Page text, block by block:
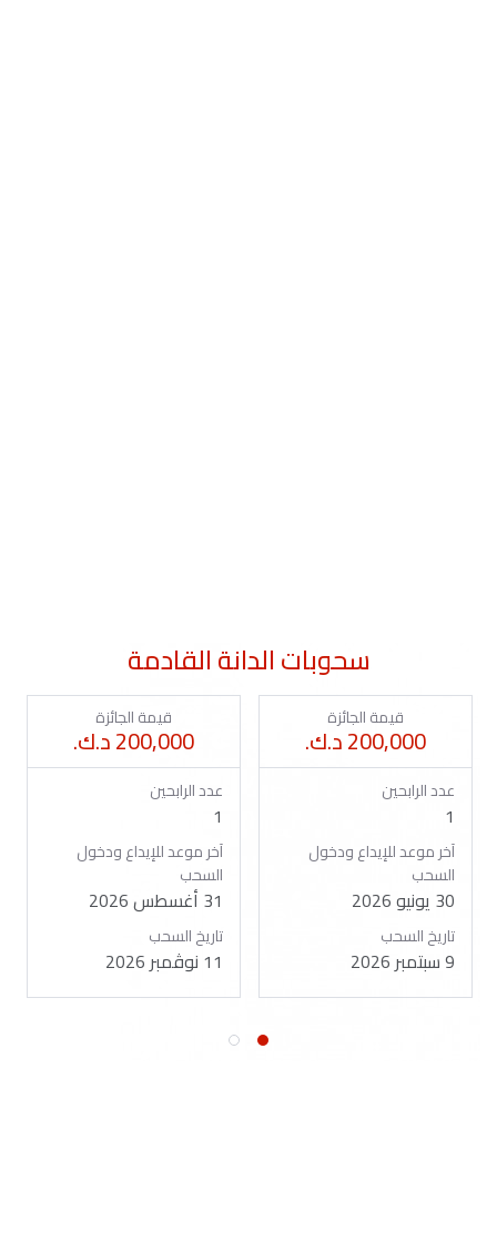
سحوبات الدانة القادمة
قيمة الجائزة
200,000 د.ك.
عدد الرابحين
1
آخر موعد للإيداع ودخول
السحب
30 يونيو 2026
تاريخ السحب
9 سبتمبر 2026
قيمة الجائزة
200,000 د.ك.
عدد الرابحين
1
آخر موعد للإيداع ودخول
السحب
31 أغسطس 2026
تاريخ السحب
11 نوڤمبر 2026